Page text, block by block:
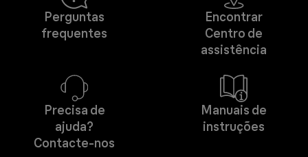
Perguntas
frequentes
Encontrar
Centro de
assistência
Precisa de
ajuda?
Contacte-nos
Manuais de
instruções